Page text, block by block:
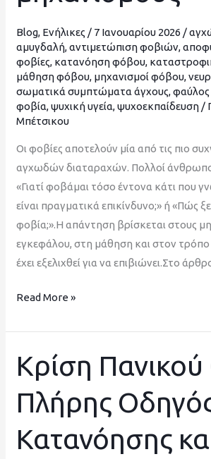
Blog, Ενήλικες / 7 Ιανουαρίου 2026 /
αμυγδαλή,αντιμετώπιση φοβιών,
φοβίες, κατανόηση φόβου,
μάθηση φόβου, μηχανισμοί φόβου,
σωματικά συμπτώματα άγχους,
φοβία,ψυχική υγεία,ψυχοεκπαίδευση /
Μπέτσικου
Οι φοβίες αποτελούν μία από τις πιο
αγχωδών διαταραχών. Πολλοί
«Γιατί φοβάμαι τόσο έντονα κάτι που
είναι πραγματικά επικίνδυνο;» ή «Πώς
φοβία;».Η απάντηση βρίσκεται στους
εγκεφάλου, στη μάθηση και στον
έχει εξελιχθεί για να επιβιώνει.Στο
Read More »
Κρίση
Πλήρης
Κατανόησης
Κρίση
Πανικού
Ο
Πλήρης
Οδηγός
Κατανόησης